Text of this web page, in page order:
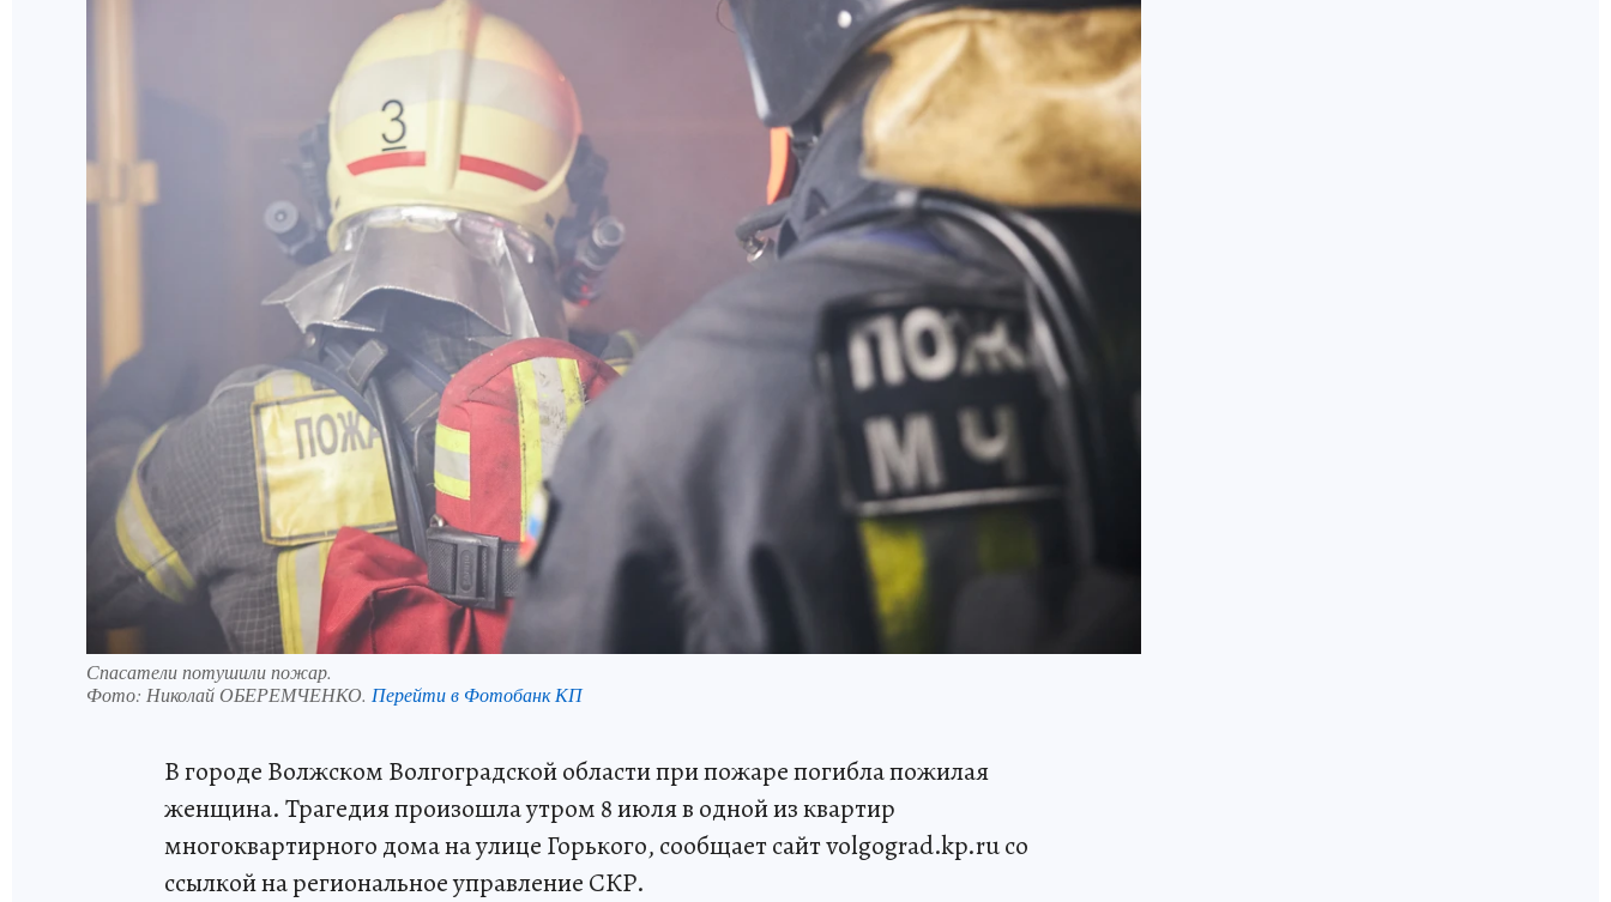
Спасатели потушили пожар.
Фото: Николай ОБЕРЕМЧЕНКО. Перейти в Фотобанк КП
В городе Волжском Волгоградской области при пожаре погибла пожилая
женщина. Трагедия произошла утром 8 июля в одной из квартир
многоквартирного дома на улице Горького, сообщает сайт volgograd.kp.ru со
ссылкой на региональное управление СКР.